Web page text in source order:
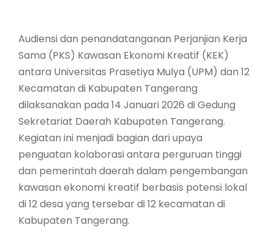
Audiensi dan penandatanganan Perjanjian Kerja
Sama (PKS) Kawasan Ekonomi Kreatif (KEK)
antara Universitas Prasetiya Mulya (UPM) dan 12
Kecamatan di Kabupaten Tangerang
dilaksanakan pada 14 Januari 2026 di Gedung
Sekretariat Daerah Kabupaten Tangerang.
Kegiatan ini menjadi bagian dari upaya
penguatan kolaborasi antara perguruan tinggi
dan pemerintah daerah dalam pengembangan
kawasan ekonomi kreatif berbasis potensi lokal
di 12 desa yang tersebar di 12 kecamatan di
Kabupaten Tangerang.